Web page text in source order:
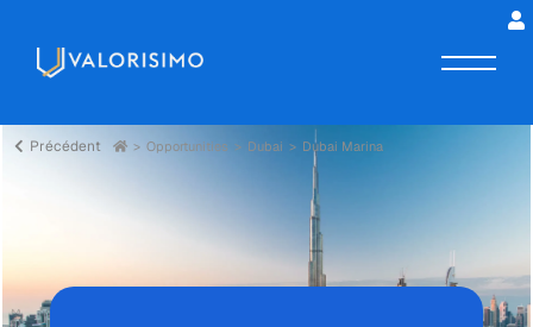
Précédent Opportunities Dubai Dubai Marina